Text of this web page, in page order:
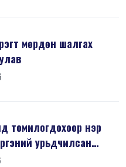
мөрдөн шалгах
томилогдохоор нэр
урьдчилсан